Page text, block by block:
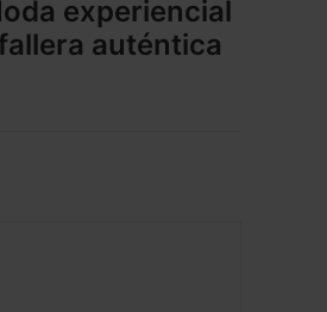
experiencial
auténtica